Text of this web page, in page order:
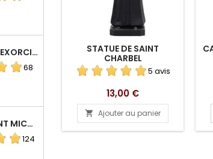
HUILE BÉNITE EXORCISÉE
68
HUILE DE SAINT MICHEL ARCHANGE
124
STATUE DE SAINT
CHARBEL
5 avis
Prix
13,00 €
 Ajouter au panier